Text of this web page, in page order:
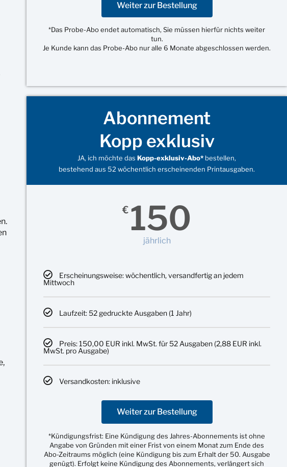
Weiter zur Bestellung
*Das Probe-Abo endet automatisch, Sie müssen hierfür nichts weiter
tun.
Je Kunde kann das Probe-Abo nur alle 6 Monate abgeschlossen werden.
Abonnement
Kopp exklusiv
JA, ich möchte dasKopp-exklusiv-Abo* bestellen,
bestehend aus 52 wöchentlich erscheinenden Printausgaben.
€ 150
jährlich
Erscheinungsweise: wöchentlich, versandfertig an jedem
Mittwoch
Laufzeit: 52 gedruckte Ausgaben (1 Jahr)
Preis: 150,00 EUR inkl. MwSt. für 52 Ausgaben (2,88 EUR inkl.
MwSt. pro Ausgabe)
Versandkosten: inklusive
Weiter zur Bestellung
*Kündigungsfrist: Eine Kündigung des Jahres-Abonnements ist ohne
Angabe von Gründen mit einer Frist von einem Monat zum Ende des
Abo-Zeitraums möglich (eine Kündigung bis zum Erhalt der 50. Ausgabe
genügt). Erfolgt keine Kündigung des Abonnements, verlängert sich